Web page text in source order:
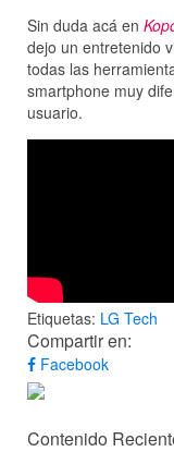
Sin duda acá en
dejo un entretenido
todas las
smartphone muy
usuario.
Etiquetas: LG Tech
Compartir en:
Facebook
Contenido